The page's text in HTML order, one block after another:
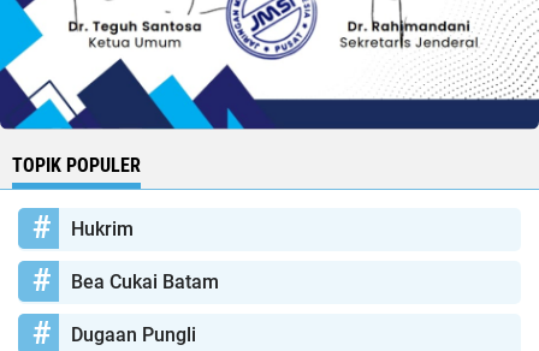
TOPIK POPULER
Hukrim
Bea Cukai Batam
Dugaan Pungli